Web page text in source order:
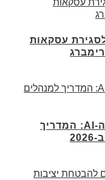
עסקאות
אסטרטגיה עסקית בעידן ה-AI: המדריך